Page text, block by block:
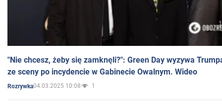
"Nie chcesz, żeby się zamknęli?": Green Day wyzywa
ze sceny po incydencie w Gabinecie Owalnym. Wideo
Rozrywka04.03.2025 10:08 1